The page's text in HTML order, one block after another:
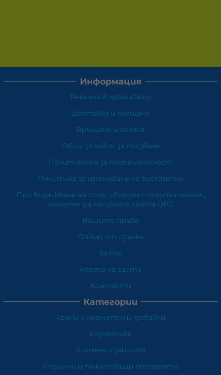
Информация
Реклама в apteka24.bg
Доставка и плащане
Връщане и замяна
Общи условия за ползване
Политиката за поверителност
Политика за използване на бисквитки
При възникване на спор, свързан с покупка онлайн,
можете да ползвате сайта ОРС
Вашите права
Отказ от сделка
За Нас
Карта на сайта
Контакти
Категории
Храни и хранителни добавки
Козметика
Хигиена и защита
Перилни и почистващи препарати